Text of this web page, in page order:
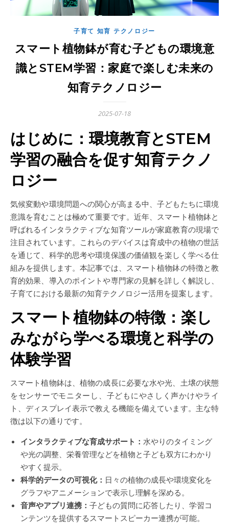
子育て 知育 テクノロジー
スマート植物鉢が育む子どもの環境意
識とSTEM学習：家庭で楽しむ未来の
知育テクノロジー
2025-07-18
はじめに：環境教育とSTEM
学習の融合を促す知育テクノ
ロジー
気候変動や環境問題への関心が高まる中、子どもたちに環境
意識を育むことは極めて重要です。近年、スマート植物鉢と
呼ばれるインタラクティブな知育ツールが家庭教育の現場で
注目されています。これらのデバイスは育成中の植物の世話
を通じて、科学的思考や環境保護の価値観を楽しく学べる仕
組みを提供します。本記事では、スマート植物鉢の特徴と教
育的効果、導入のポイントや専門家の見解を詳しく解説し、
子育てにおける最新の知育テクノロジー活用を提案します。
スマート植物鉢の特徴：楽し
みながら学べる環境と科学の
体験学習
スマート植物鉢は、植物の成長に必要な水や光、土壌の状態
をセンサーでモニターし、子どもにやさしく声かけやライ
ト、ディスプレイ表示で教える機能を備えています。主な特
徴は以下の通りです。
インタラクティブな育成サポート： 水やりのタイミング
や光の調整、栄養管理などを植物と子ども双方にわかり
やすく提示。
科学的データの可視化： 日々の植物の成長や環境変化を
グラフやアニメーションで表示し理解を深める。
音声やアプリ連携： 子どもの質問に応答したり、学習コ
ンテンツを提供するスマートスピーカー連携が可能。